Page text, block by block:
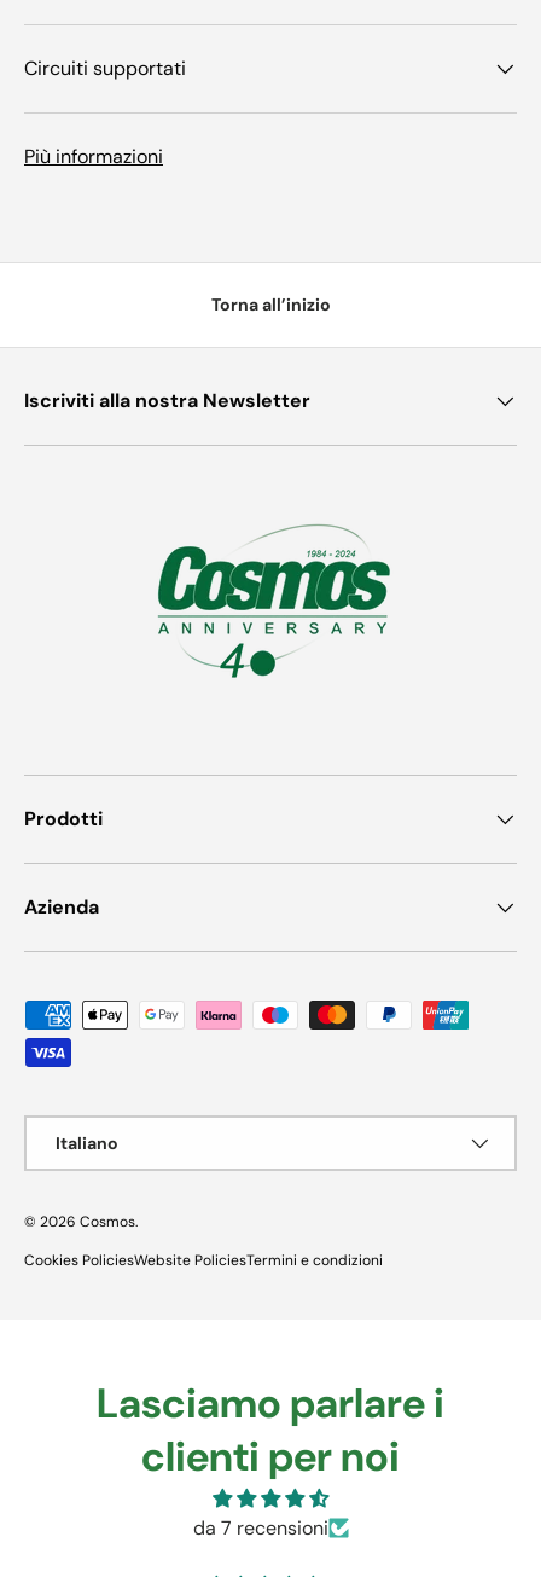
Circuiti supportati
Più informazioni
Torna all’inizio
Iscriviti alla nostra Newsletter
Prodotti
Azienda
Metodi di pagamento accettati
Italiano
© 2026 Cosmos.
Cookies PoliciesWebsite PoliciesTermini e condizioni
Lasciamo parlare i
clienti per noi
da 7 recensioni